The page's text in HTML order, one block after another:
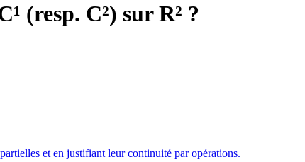
(resp. C²) sur R² ?
et en justifiant leur continuité par opérations.